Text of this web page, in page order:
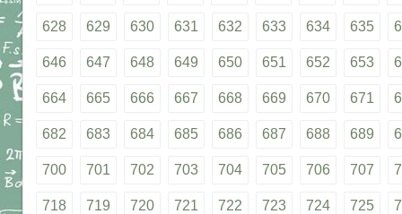
628 629 630 631 632 633 634 635
646 647 648 649 650 651 652 653
664 665 666 667 668 669 670 671
682 683 684 685 686 687 688 689
700 701 702 703 704 705 706 707
718 719 720 721 722 723 724 725